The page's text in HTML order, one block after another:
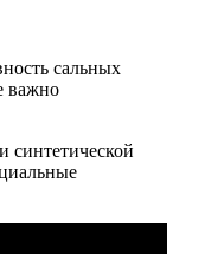
сальных
важно
синтетической